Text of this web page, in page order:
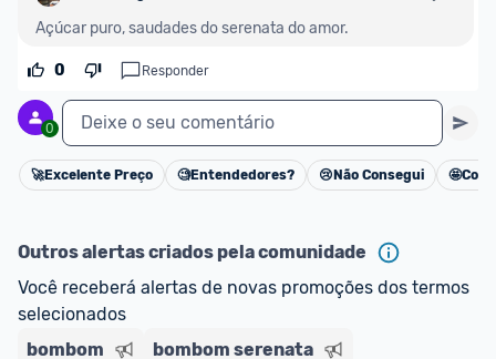
Açúcar puro, saudades do serenata do amor.
0 Responder
0 Deixe o seu comentário
Cancelar
🚀Excelente Preço 🧐Entendedores? 😢 Não Consegui 🤩
Outros alertas criados pela comunidade
Você receberá alertas de novas promoções dos termos
selecionados
bombom
bombom serenata